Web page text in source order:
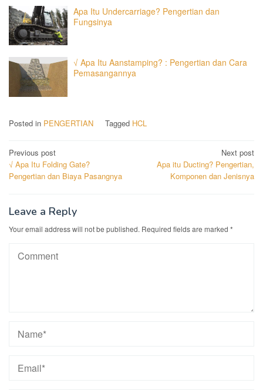
Apa Itu Undercarriage? Pengertian dan
Fungsinya
√ Apa Itu Aanstamping? : Pengertian dan Cara
Pemasangannya
Posted in PENGERTIAN Tagged HCL
Post
navigation
Previous post
√ Apa Itu Folding Gate?
Pengertian dan Biaya Pasangnya
Next post
Apa itu Ducting? Pengertian,
Komponen dan Jenisnya
Leave a Reply
Your email address will not be published. Required fields are marked *